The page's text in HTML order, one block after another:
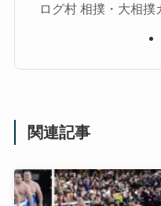
ログ村 相撲・大相撲
関連記事